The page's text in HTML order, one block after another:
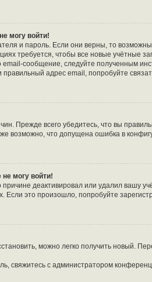
могу войти!
и пароль. Если они верны, то
требуется, чтобы все новые учётные
сообщение, следуйте полученным
адрес email, попробуйте
Прежде всего убедитесь, что вы
возможно, что допущена ошибка в
могу войти!
деактивировал или удалил вашу
это произошло, попробуйте
можно легко получить новый.
свяжитесь с администратором